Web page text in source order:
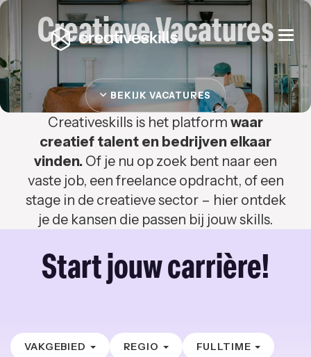
Creatieve Vacatures
BEKIJK VACATURES
Creativeskills is het platform waar
creatief talent en bedrijven elkaar
vinden. Of je nu op zoek bent naar een
vaste job, een freelance opdracht, of een
stage in de creatieve sector – hier ontdek
je de kansen die passen bij jouw skills.
Start jouw carrière!
VAKGEBIED REGIO FULLTIME